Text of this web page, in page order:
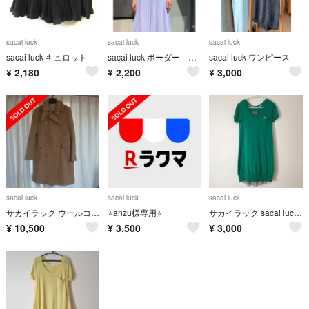
sacai luck
sacai luck キュロット
¥ 2,180
sacai luck
sacai luck ボーダー ニット カットワーク レース
¥ 2,200
sacai luck
sacai luck ワンピース
¥ 3,000
sacai luck
サカイラック ウールコート
¥ 10,500
sacai luck
⭐anzu様専用⭐
¥ 3,500
sacai luck
サカイラック sacai luck 半袖 ニット キュプラ ワンピース
¥ 3,000